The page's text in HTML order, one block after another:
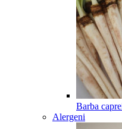
Barba
Alergeni